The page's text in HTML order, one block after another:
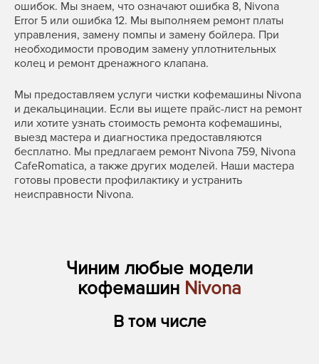
ошибок. Мы знаем, что означают ошибка 8, Nivona
Error 5 или ошибка 12. Мы выполняем ремонт платы
управления, замену помпы и замену бойлера. При
необходимости проводим замену уплотнительных
колец и ремонт дренажного клапана.
Мы предоставляем услуги чистки кофемашины Nivona
и декальцинации. Если вы ищете прайс-лист на ремонт
или хотите узнать стоимость ремонта кофемашины,
выезд мастера и диагностика предоставляются
бесплатно. Мы предлагаем ремонт Nivona 759, Nivona
CafeRomatica, а также других моделей. Наши мастера
готовы провести профилактику и устранить
неисправности Nivona.
Чиним любые модели
кофемашин Nivona
В том числе